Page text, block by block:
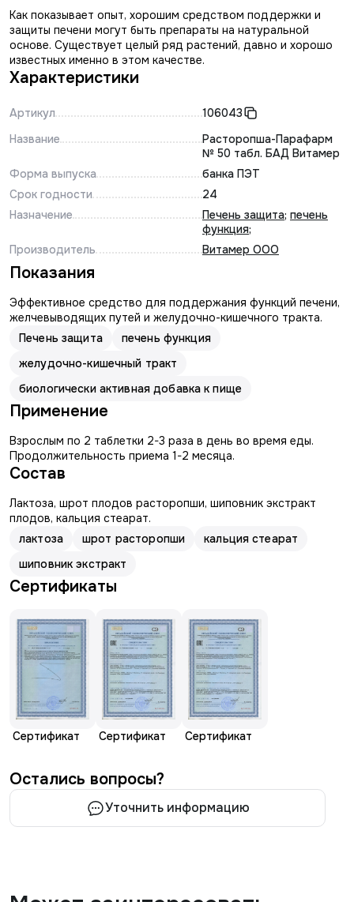
Как показывает опыт, хорошим средством поддержки и
защиты печени могут быть препараты на натуральной
основе. Существует целый ряд растений, давно и хорошо
известных именно в этом качестве.
Характеристики
Артикул
106043
Название
Расторопша-Парафарм
№ 50 табл. БАД Витамер
Форма выпуска
банка ПЭТ
Срок годности
24
Назначение
Печень защита; печень
функция;
Производитель
Витамер ООО
Показания
Эффективное средство для поддержания функций печени,
желчевыводящих путей и желудочно-кишечного тракта.
Печень защита
печень функция
желудочно-кишечный тракт
биологически активная добавка к пище
Применение
Взрослым по 2 таблетки 2-3 раза в день во время еды.
Продолжительность приема 1-2 месяца.
Состав
Лактоза, шрот плодов расторопши, шиповник экстракт
плодов, кальция стеарат.
лактоза
шрот расторопши
кальция стеарат
шиповник экстракт
Сертификаты
Сертификат Сертификат Сертификат
Остались вопросы?
Уточнить информацию